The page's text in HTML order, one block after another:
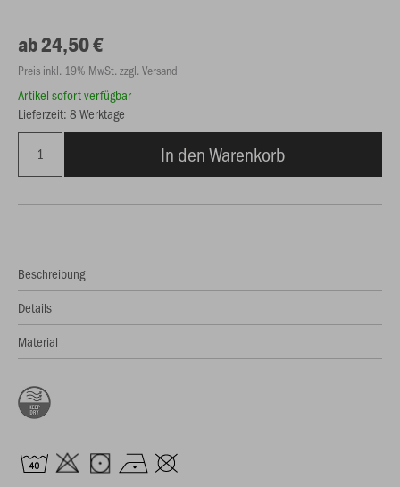
ab 24,50 €
Preis inkl. 19% MwSt. zzgl. Versand
Artikel sofort verfügbar
Lieferzeit: 8 Werktage
In den Warenkorb
Beschreibung
Details
Material